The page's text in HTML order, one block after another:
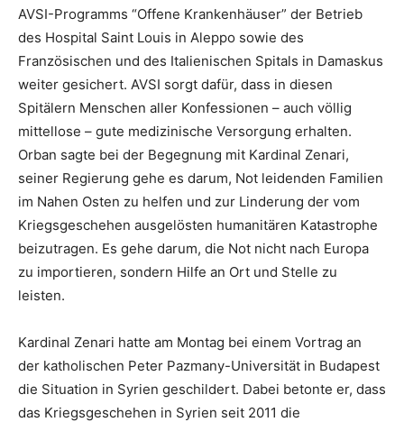
AVSI-Programms “Offene Krankenhäuser” der Betrieb
des Hospital Saint Louis in Aleppo sowie des
Französischen und des Italienischen Spitals in Damaskus
weiter gesichert. AVSI sorgt dafür, dass in diesen
Spitälern Menschen aller Konfessionen – auch völlig
mittellose – gute medizinische Versorgung erhalten.
Orban sagte bei der Begegnung mit Kardinal Zenari,
seiner Regierung gehe es darum, Not leidenden Familien
im Nahen Osten zu helfen und zur Linderung der vom
Kriegsgeschehen ausgelösten humanitären Katastrophe
beizutragen. Es gehe darum, die Not nicht nach Europa
zu importieren, sondern Hilfe an Ort und Stelle zu
leisten.
Kardinal Zenari hatte am Montag bei einem Vortrag an
der katholischen Peter Pazmany-Universität in Budapest
die Situation in Syrien geschildert. Dabei betonte er, dass
das Kriegsgeschehen in Syrien seit 2011 die